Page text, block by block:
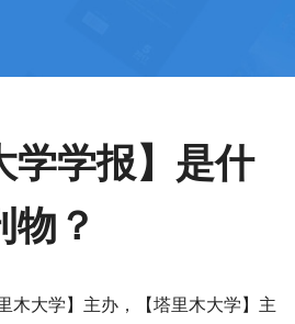
学学报】是什
物？
木大学】主办，【塔里木大学】主